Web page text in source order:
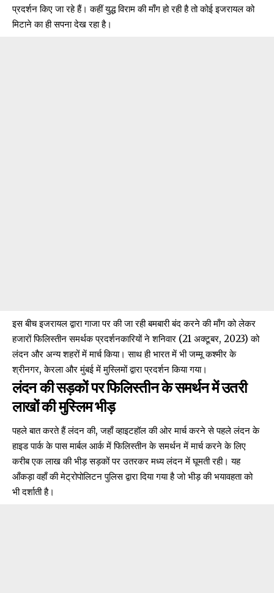
प्रदर्शन किए जा रहे हैं। कहीं युद्ध विराम की माँग हो रही है तो कोई इजरायल को
मिटाने का ही सपना देख रहा है।
इस बीच इजरायल द्वारा गाजा पर की जा रही बमबारी बंद करने की माँग को लेकर
हजारों फिलिस्तीन समर्थक प्रदर्शनकारियों ने शनिवार (21 अक्टूबर, 2023) को
लंदन और अन्य शहरों मेंमार्च किया। साथ ही भारत में भी जम्मू कश्मीर के
श्रीनगर, केरला और मुंबई में मुस्लिमों द्वारा प्रदर्शन किया गया।
लंदन की सड़कों पर फिलिस्तीन के समर्थन में उतरी
लाखों की मुस्लिम भीड़
पहले बात करते हैं लंदन की, जहाँ व्हाइटहॉल की ओर मार्च करने से पहले लंदन के
हाइड पार्क के पास मार्बल आर्क में फिलिस्तीन के समर्थन में मार्च करने के लिए
करीब एक लाख की भीड़ सड़कों पर उतरकर मध्यलंदन में घूमती रही। यह
आँकड़ा वहाँ की मेट्रोपोलिटन पुलिस द्वारा दिया गया है जो भीड़ की भयावहता को
भी दर्शाती है।